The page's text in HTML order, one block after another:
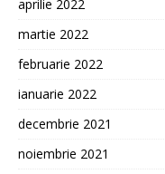
aprilie 2022
martie 2022
februarie 2022
ianuarie 2022
decembrie 2021
noiembrie 2021